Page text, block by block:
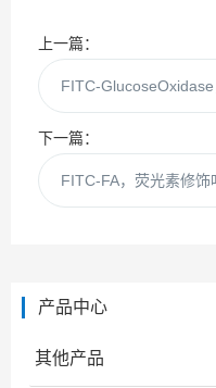
上一篇：
FITC-
下一篇：
FITC-FA，荧光素修饰
产品中心
其他产品